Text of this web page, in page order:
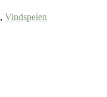
, Vindspelen